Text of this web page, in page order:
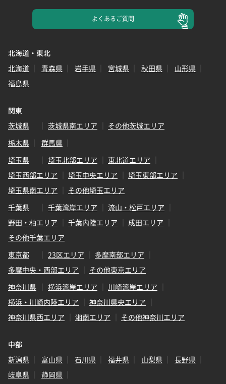
よくあるご質問
北海道・東北
北海道
青森県 岩手県 宮城県 秋田県
山形県
福島県
関東
茨城県
茨城県南エリア
その他茨城エリア
栃木県
群馬県
埼玉県
埼玉北部エリア
東北道エリア
埼玉西部エリア
埼玉中央エリア
埼玉東部エリア
埼玉県南エリア
その他埼玉エリア
千葉県
千葉湾岸エリア
流山・松戸エリア
野田・柏エリア
千葉内陸エリア
成田エリア
その他千葉エリア
東京都
23区エリア
多摩南部エリア
多摩中央・西部エリア
その他東京エリア
神奈川県
横浜湾岸エリア
川崎湾岸エリア
横浜・川崎内陸エリア
神奈川県央エリア
神奈川県西エリア
湘南エリア その他神奈川エリア
中部
新潟県
富山県 石川県 福井県 山梨県
長野県
岐阜県
静岡県